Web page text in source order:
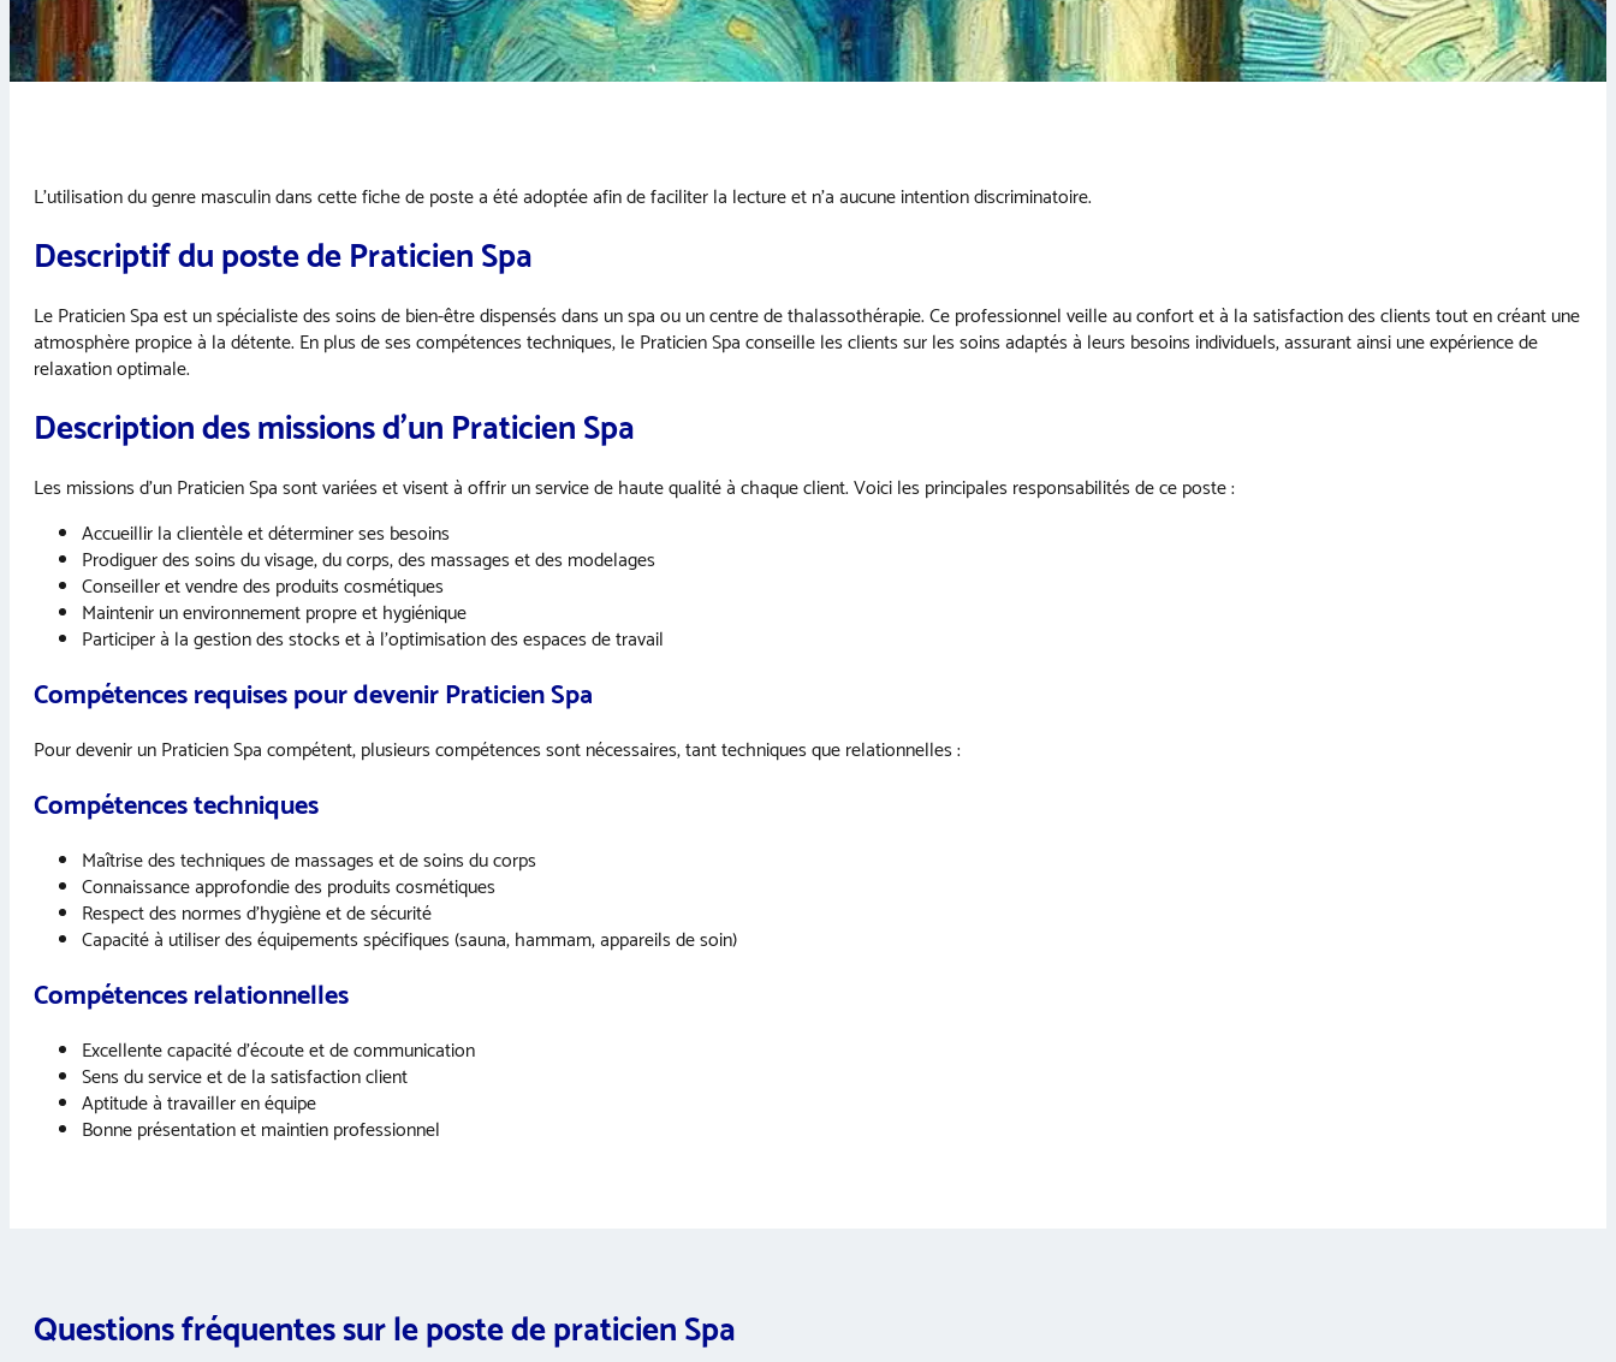
L’utilisation du genre masculin dans cette fiche de poste a été adoptée afin de faciliter la lecture et n’a aucune intention discriminatoire.
Descriptif du poste de Praticien Spa
Le Praticien Spa est un spécialiste des soins de bien-être dispensés dans un spa ou un centre de thalassothérapie. Ce professionnel veille au confort et à la satisfaction des clients tout en créant une
atmosphère propice à la détente. En plus de ses compétences techniques, le Praticien Spa conseille les clients sur les soins adaptés à leurs besoins individuels, assurant ainsi une expérience de
relaxation optimale.
Description des missions d’un Praticien Spa
Les missions d’un Praticien Spa sont variées et visent à offrir un service de haute qualité à chaque client. Voici les principales responsabilités de ce poste :
Accueillir la clientèle et déterminer ses besoins
Prodiguer des soins du visage, du corps, des massages et des modelages
Conseiller et vendre des produits cosmétiques
Maintenir un environnement propre et hygiénique
Participer à la gestion des stocks et à l’optimisation des espaces de travail
Compétences requises pour devenir Praticien Spa
Pour devenir un Praticien Spa compétent, plusieurs compétences sont nécessaires, tant techniques que relationnelles :
Compétences techniques
Maîtrise des techniques de massages et de soins du corps
Connaissance approfondie des produits cosmétiques
Respect des normes d’hygiène et de sécurité
Capacité à utiliser des équipements spécifiques (sauna, hammam, appareils de soin)
Compétences relationnelles
Excellente capacité d’écoute et de communication
Sens du service et de la satisfaction client
Aptitude à travailler en équipe
Bonne présentation et maintien professionnel
Questions fréquentes sur le poste de praticien Spa